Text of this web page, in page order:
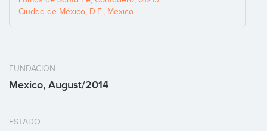
Ciudad de México, D.F., Mexico
FUNDACION
Mexico, August/2014
ESTADO